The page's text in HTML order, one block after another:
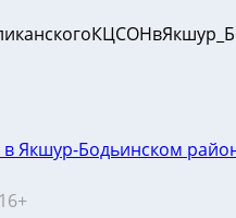
Якшур-Бодьинском